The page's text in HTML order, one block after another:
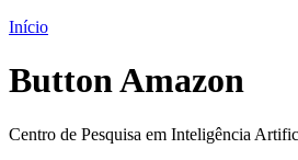
Início
Button Amazon
Centro de Pesquisa em Inteligência